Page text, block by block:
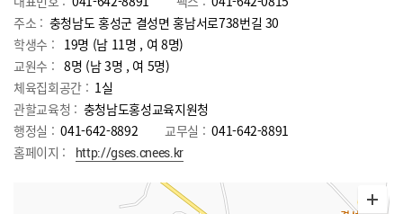
주소 : 충청남도 홍성군 결성면 홍남서로738번길 30
학생수 : 19명 (남 11명 , 여 8명)
교원수 : 8명 (남3명 , 여 5명)
체육집회공간 : 1실
관할교육청 : 충청남도홍성교육지원청
행정실 : 041-642-8892 교무실 : 041-642-8891
홈페이지 :
http://gses.cnees.kr